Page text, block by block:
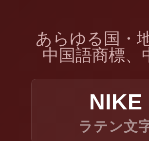
あらゆる国・
中国語商標、
NIKE
ラテン文